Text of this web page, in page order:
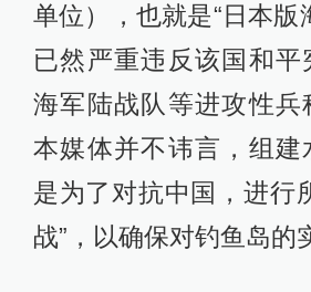
单位），也就是“日本版
已然严重违反该国和平
海军陆战队等进攻性兵
本媒体并不讳言，组建
是为了对抗中国，进行
战”，以确保对钓鱼岛的